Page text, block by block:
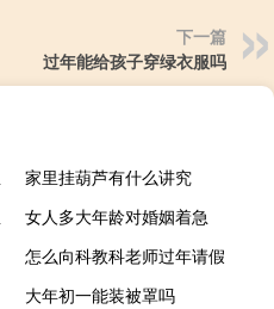
下一篇
过年能给孩子穿绿衣服吗
家里挂葫芦有什么讲究
女人多大年龄对婚姻着急
怎么向科教科老师过年请假
大年初一能装被罩吗